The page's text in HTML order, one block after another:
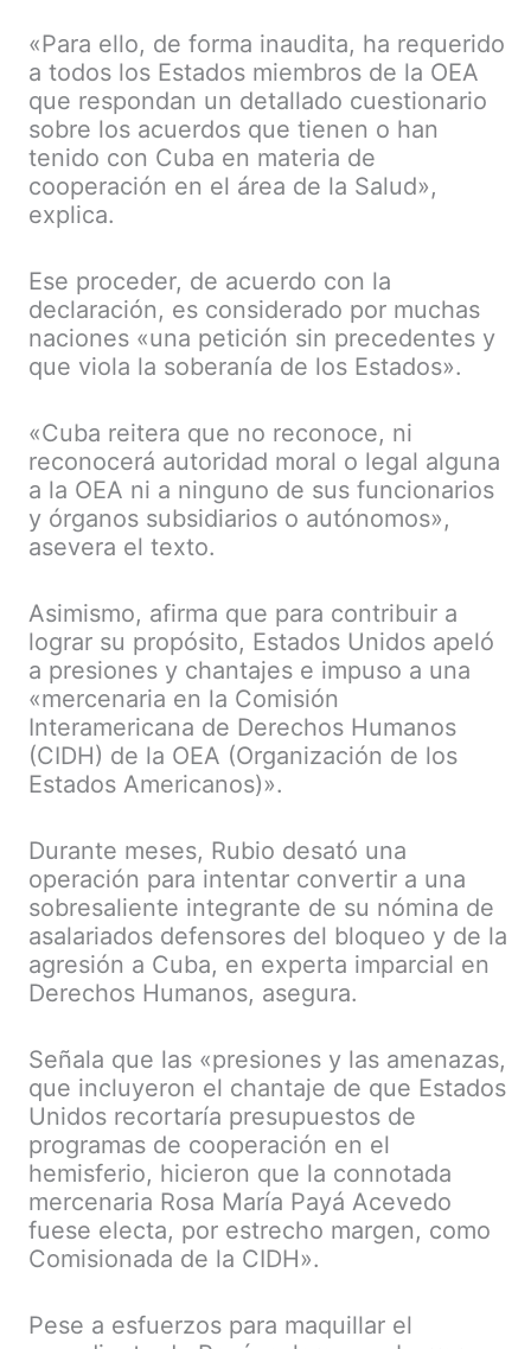
«Para ello, de forma inaudita, ha requerido
a todos los Estados miembros de la OEA
que respondan un detallado cuestionario
sobre los acuerdos que tienen o han
tenido con Cuba en materia de
cooperación en el área de la Salud»,
explica.
Ese proceder, de acuerdo con la
declaración, es considerado por muchas
naciones «una petición sin precedentes y
que viola la soberanía de los Estados».
«Cuba reitera que no reconoce, ni
reconocerá autoridad moral o legal alguna
a la OEA ni a ninguno de sus funcionarios
y órganos subsidiarios o autónomos»,
asevera el texto.
Asimismo, afirma que para contribuir a
lograr su propósito, Estados Unidos apeló
a presiones y chantajes e impuso a una
«mercenaria en la Comisión
Interamericana de Derechos Humanos
(CIDH) de la OEA (Organización de los
Estados Americanos)».
Durante meses, Rubio desató una
operación para intentar convertir a una
sobresaliente integrante de su nómina de
asalariados defensores del bloqueo y de la
agresión a Cuba, en experta imparcial en
Derechos Humanos, asegura.
Señala que las «presiones y las amenazas,
que incluyeron el chantaje de que Estados
Unidos recortaría presupuestos de
programas de cooperación en el
hemisferio, hicieron que la connotada
mercenaria Rosa María Payá Acevedo
fuese electa, por estrecho margen, como
Comisionada de la CIDH».
Pese a esfuerzos para maquillar el